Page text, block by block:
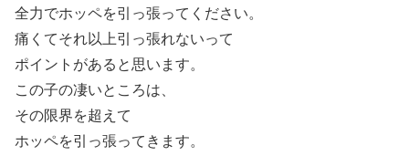
全力でホッペを引っ張ってください。
痛くてそれ以上引っ張れないって
ポイントがあると思います。
この子の凄いところは、
その限界を超えて
ホッペを引っ張ってきます。